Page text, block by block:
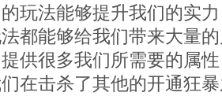
玩法能够提升我们的实
都能够给我们带来大量
供很多我们所需要的属
在击杀了其他的开通狂